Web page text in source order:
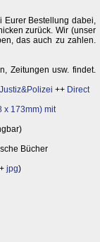
Eurer Bestellung dabei,
zurück. Wir (unser
das auch zu zahlen.
Zeitungen usw. findet.
Justiz&Polizei ++ Direct
x 173mm) mit
Bücher
jpg)